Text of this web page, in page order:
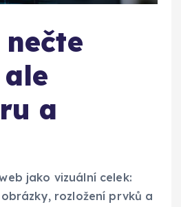
a
jako vizuální celek:
rozložení prvků a